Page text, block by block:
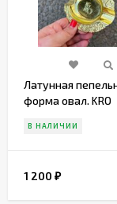
Латунная
форма овал. KRO
В НАЛИЧИИ
1 200 ₽